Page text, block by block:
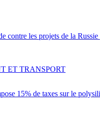
contre les projets de la
15% de taxes sur le
ET TRANSPORT